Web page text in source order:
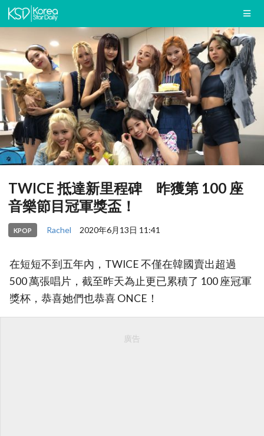
TWICE 抵達新里程碑 昨獲第 100 座
音樂節目冠軍獎盃！
KPOP Rachel 2020年6月13日 11:41
在短短不到五年內，TWICE 不僅在韓國賣出超過
500 萬張唱片，截至昨天為止更已累積了 100 座冠軍
獎杯，恭喜她們也恭喜 ONCE！
廣告